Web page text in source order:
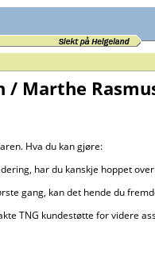
/ Marthe
Hva du kan gjøre:
har du kanskje hoppet
gang, kan det hende du
TNG kundestøtte for videre